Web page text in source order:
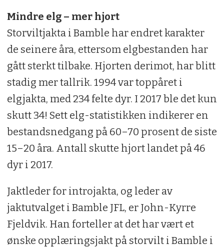
Mindre elg – mer hjort
Storviltjakta i Bamble har endret karakter
de seinere åra, ettersom elgbestanden har
gått sterkt tilbake. Hjorten derimot, har blitt
stadig mer tallrik. 1994 var toppåret i
elgjakta, med 234 felte dyr. I 2017 ble det kun
skutt 34! Sett elg-statistikken indikerer en
bestandsnedgang på 60–70 prosent de siste
15–20 åra. Antall skutte hjort landet på 46
dyr i 2017.
Jaktleder for introjakta, og leder av
jaktutvalget i Bamble JFL, er John-Kyrre
Fjeldvik. Han forteller at det har vært et
ønske opplæringsjakt på storvilt i Bamble i